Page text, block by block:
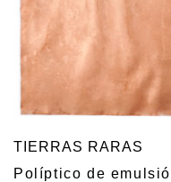
TIERRAS RARAS
Políptico de